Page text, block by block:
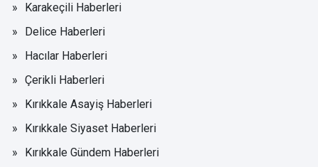
Karakeçili Haberleri
Delice Haberleri
Hacılar Haberleri
Çerikli Haberleri
Kırıkkale Asayiş Haberleri
Kırıkkale Siyaset Haberleri
Kırıkkale Gündem Haberleri